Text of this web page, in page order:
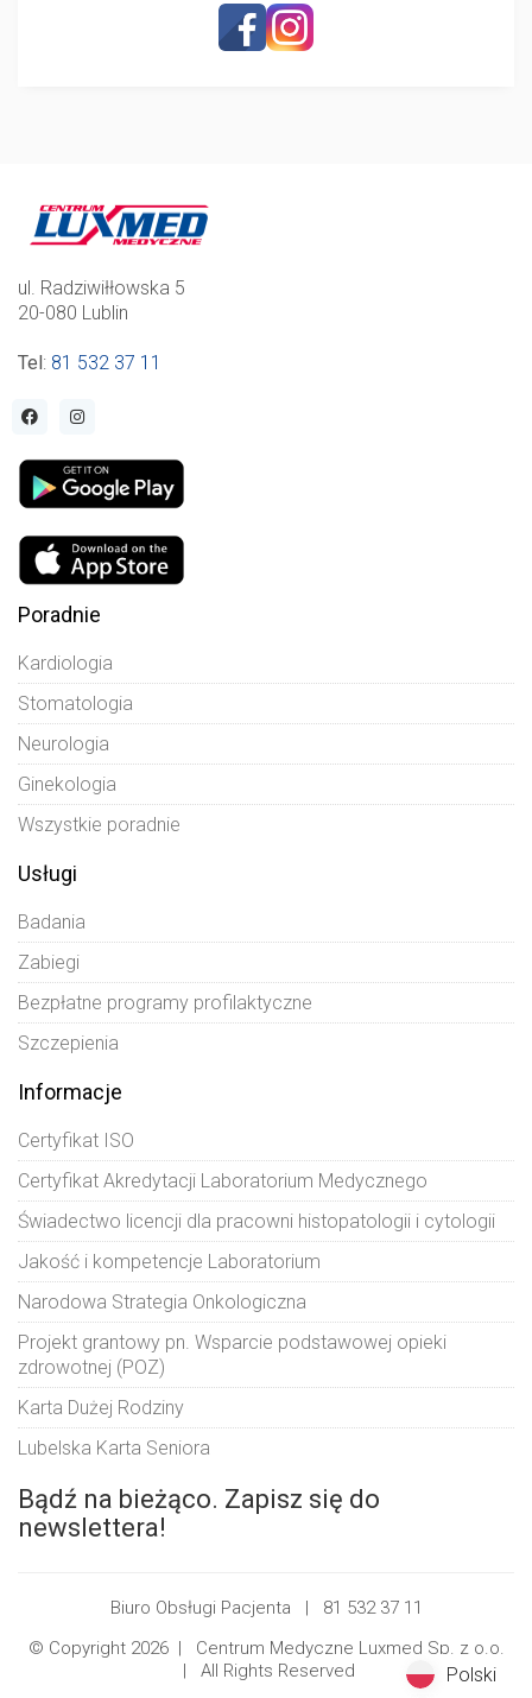
ul. Radziwiłłowska 5
20-080 Lublin
Tel : 81 532 37 11
Poradnie
Kardiologia
Stomatologia
Neurologia
Ginekologia
Wszystkie poradnie
Usługi
Badania
Zabiegi
Bezpłatne programy profilaktyczne
Szczepienia
Informacje
Certyfikat ISO
Certyfikat Akredytacji Laboratorium Medycznego
Świadectwo licencji dla pracowni histopatologii i cytologii
Jakość i kompetencje Laboratorium
Narodowa Strategia Onkologiczna
Projekt grantowy pn. Wsparcie podstawowej opieki
zdrowotnej (POZ)
Karta Dużej Rodziny
Lubelska Karta Seniora
Bądź na bieżąco. Zapisz się do
newslettera!
Biuro Obsługi Pacjenta | 81 532 37 11
© Copyright 2026 | Centrum Medyczne Luxmed Sp. z o.o.
| All Rights Reserved
Polski
Polski